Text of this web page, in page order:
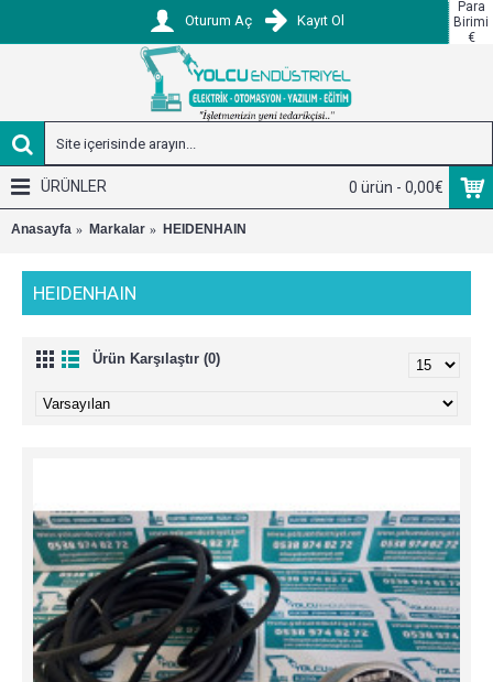
Para
Birimi
€
Oturum Aç Kayıt Ol
0 ürün - 0,00€
ÜRÜNLER
Anasayfa Markalar HEIDENHAIN
HEIDENHAIN
Ürün Karşılaştır (0)